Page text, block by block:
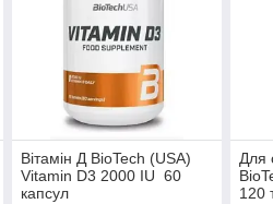
Вітамін Д BioTech (USA)
Vitamin D3 2000 IU 60
капсул
Для
120